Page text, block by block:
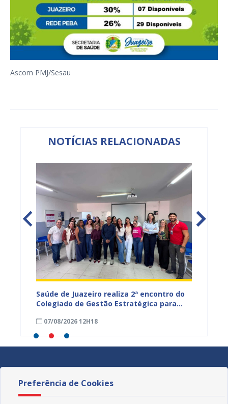
Ascom PMJ/Sesau
NOTÍCIAS RELACIONADAS
Saúde de Juazeiro realiza 2ª encontro do
Colegiado de Gestão Estratégica para
monitoramento do SUS
07/08/2026 12H18
Preferência de Cookies